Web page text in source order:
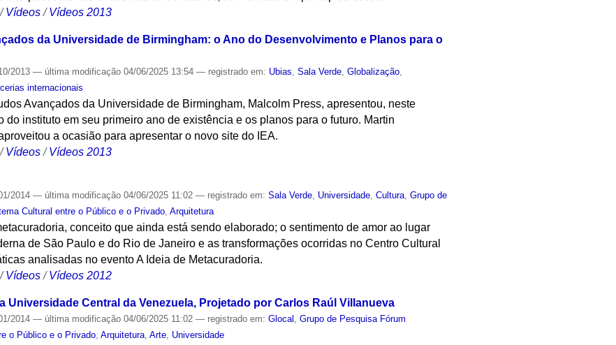
/Vídeos /Vídeos 2013
da Universidade de Birmingham: o Ano do Desenvolvimento e Planos para o
2013— última modificação 04/06/2025 13:54— registrado em: Ubias,Sala Verde,Globalização,
internacionais
Avançados da Universidade de Birmingham, Malcolm Press, apresentou, neste
do instituto em seu primeiro ano de existência e os planos para o futuro. Martin
a ocasião para apresentar o novo site do IEA.
/Vídeos /Vídeos 2013
2014— última modificação 04/06/2025 11:02— registrado em:Sala Verde Universidade ,Cultura ,Grupo de
Cultural entre o Público e o Privado ,Arquitetura
conceito que ainda está sendo elaborado; o sentimento de amor ao lugar
de São Paulo e do Rio de Janeiro e as transformações ocorridas no Centro Cultural
analisadas no evento A Ideia de Metacuradoria.
/Vídeos /Vídeos 2012
Universidade Central da Venezuela, Projetado por Carlos Raúl Villanueva
2014— última modificação 04/06/2025 11:02— registrado em:Glocal ,Grupo de Pesquisa Fórum
o Público e o Privado ,Arquitetura ,Arte Universidade